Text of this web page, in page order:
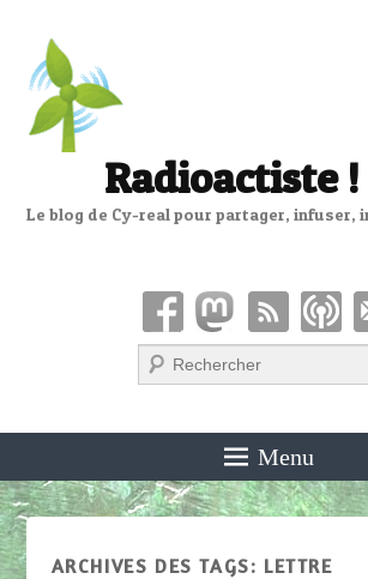
Radioactiste !
Le blog de Cy-real pour partager, infuser,
Recherche
Menu
ARCHIVES DES TAGS: LETTRE